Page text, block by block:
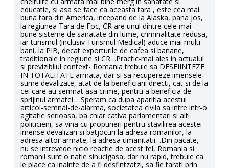
educatie, si asa se face ca aceasta tara , este cea mai
buna tara din America, incepand de la Alaska, pana jos,
la regiunea Tara de Foc, CR are unul dintre cele mai
bune sisteme de sanatate din lume, criminalitate redusa,
iar turismul (inclusiv Turismul Medical) aduce mai multi
bani, la PIB, decat exporturile de cafea si banane,
traditionale in regiune si CR…Practic-mai ales in actualul
si previzibilul context- Romania trebuie sa DESFIINTEZE
IN TOTALITATE armata, dar si sa recupereze imensele
sume devalizate, atat de la beneficiarii directi, cat si de la
cei care au semnat asa crime, pentru a beneficia de
sprijinul armatei …Speram ca dupa aparitia acestui
articol-semnal-de-alarma, societatea civila sa intre intr-o
agitatie serioasa, ba chiar cativa parlamentari si alti
politicieni, sa vina cu propuneri pentru stavilirea acestei
imense devalizari si batjocuri la adresa romanilor, la
adresa altor armate, la adresa umanitatii…Din pacate,
nu se intrevede nicio reactie de acest fel, Romania si
romanii sunt o natie sinucigasa, dar nu rapid, trebuie ca
le place ca inainte de a fi desfintzatzi, sa fie tarati prin